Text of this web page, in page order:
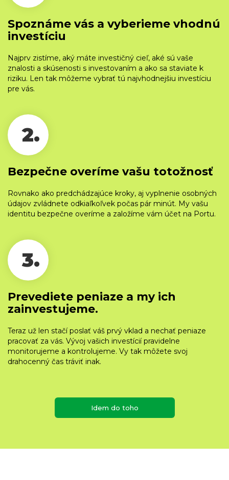
Spoznáme vás a vyberieme vhodnú
investíciu
Najprv zistíme, aký máte investičný cieľ, aké sú vaše
znalosti a skúsenosti s investovaním a ako sa staviate k
riziku. Len tak môžeme vybrať tú najvhodnejšiu investíciu
pre vás.
2.
Bezpečne overíme vašu totožnosť
Rovnako ako predchádzajúce kroky, aj vyplnenie osobných
údajov zvládnete odkiaľkoľvek počas pár minút. My vašu
identitu bezpečne overíme a založíme vám účet na Portu.
3.
Prevediete peniaze a my ich
zainvestujeme.
Teraz už len stačí poslať váš prvý vklad a nechať peniaze
pracovať za vás. Vývoj vašich investícií pravidelne
monitorujeme a kontrolujeme. Vy tak môžete svoj
drahocenný čas tráviť inak.
Idem do toho